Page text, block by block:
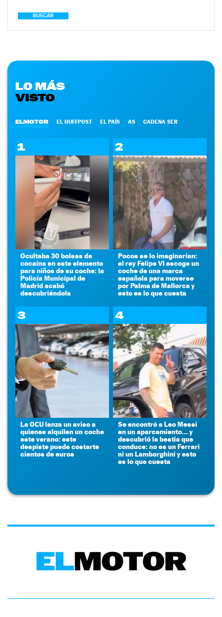
BUSCAR
LO MÁS
VISTO
ELMOTOR EL HUFFPOST EL PAÍS AS CADENA SER
1
Ocultaba 30 bolsas de
cocaína en este elemento
para niños de su coche: la
Policía Municipal de
Madrid acabó
descubriéndola
2
Pocos se lo imaginarían:
el rey Felipe VI escoge un
coche de una marca
española para moverse
por Palma de Mallorca y
esto es lo que cuesta
3
La OCU lanza un aviso a
quienes alquilen un coche
este verano: este
despiste puede costarte
cientos de euros
4
Se encontró a Leo Messi
en un aparcamiento... y
descubrió la bestia que
conduce: no es un Ferrari
ni un Lamborghini y esto
es lo que cuesta